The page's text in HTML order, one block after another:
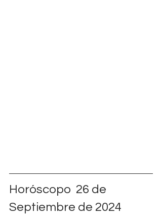
Horóscopo  26 de
Septiembre de 2024